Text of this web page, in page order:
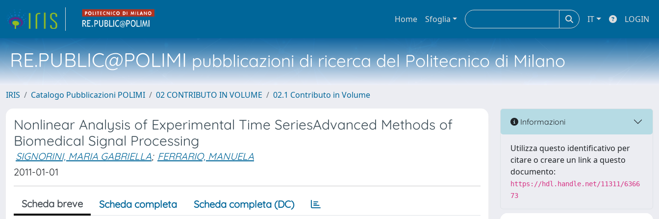
Home Sfoglia IT LOGIN
RE.PUBLIC@POLIMIpubblicazioni di ricerca del Politecnico di Milano
IRIS Catalogo Pubblicazioni POLIMI 02 CONTRIBUTO IN VOLUME 02.1 Contributo in Volume
Nonlinear Analysis of Experimental Time SeriesAdvanced Methods of
Biomedical Signal Processing
SIGNORINI, MARIA GABRIELLA; FERRARIO, MANUELA
2011-01-01
Scheda breve Scheda completa Scheda completa (DC)
Informazioni
Utilizza questo identificativo per
citare o creare un link a questo
documento:
https://hdl.handle.net/11311/6366
73